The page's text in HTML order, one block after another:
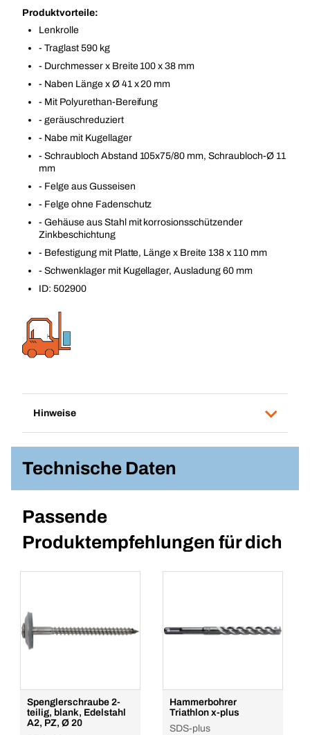
Produktvorteile:
Lenkrolle
- Traglast 590 kg
- Durchmesser x Breite 100 x 38 mm
- Naben Länge x Ø 41 x 20 mm
- Mit Polyurethan-Bereifung
- geräuschreduziert
- Nabe mit Kugellager
- Schraubloch Abstand 105x75/80 mm, Schraubloch-Ø 11
mm
- Felge aus Gusseisen
- Felge ohne Fadenschutz
- Gehäuse aus Stahl mit korrosionsschützender
Zinkbeschichtung
- Befestigung mit Platte, Länge x Breite 138 x 110 mm
- Schwenklager mit Kugellager, Ausladung 60 mm
ID: 502900
Hinweise
Technische Daten
Passende
Produktempfehlungen für dich
Spenglerschraube 2-
teilig, blank, Edelstahl
A2, PZ, Ø 20
Hammerbohrer
Triathlon x-plus
SDS-plus